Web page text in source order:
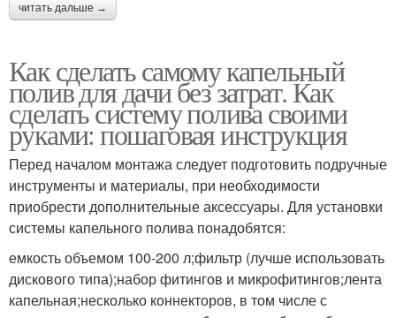
читать дальше →
Как сделать самому капельный
полив для дачи без затрат. Как
сделать систему полива своими
руками: пошаговая инструкция
Перед началом монтажа следует подготовить подручные
инструменты и материалы, при необходимости
приобрести дополнительные аксессуары. Для установки
системы капельного полива понадобятся:
емкость объемом 100-200 л;фильтр (лучше использовать
дискового типа);набор фитингов и микрофитингов;лента
капельная;несколько коннекторов, в том числе с